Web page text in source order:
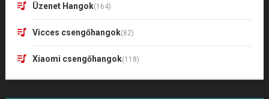
Üzenet Hangok(164)
Vicces csengőhangok(82)
Xiaomi csengőhangok(118)